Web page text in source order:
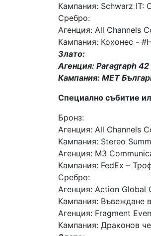
Кампания: Schwarz IT:
Сребро:
Агенция: All Channels
Кампания: Кохонес -
Злато:
Агенция: Paragraph 42
Кампания: MET
Специално събитие
Бронз:
Агенция: All Channels
Кампания: Stereo
Агенция: M3
Кампания: FedEx –
Сребро:
Агенция: Action Global
Кампания: Въвеждане
Агенция: Fragment
Кампания: Драконов